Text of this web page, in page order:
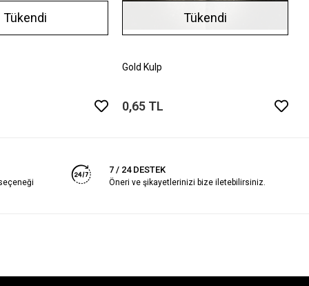
Tükendi Tükendi
Gold Kulp
0,65 TL
7 / 24 DESTEK
Öneri ve şikayetlerinizi bize iletebilirsiniz.